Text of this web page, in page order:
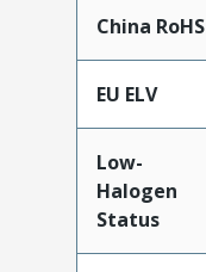
China RoHS
EU ELV
Low-
Halogen
Status